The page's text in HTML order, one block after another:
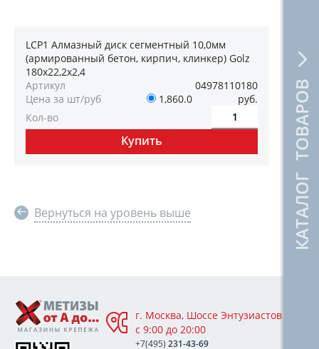
КАТАЛОГ ТОВАРОВ
LCP1 Алмазный диск сегментный 10,0мм
(армированный бетон, кирпич, клинкер) Golz
180х22,2х2,4
Артикул
04978110180
Цена за шт/руб
1,860.0
руб.
Кол-во
Вернуться на уровень выше
г. Москва, Шоссе Энтузиастов 76А,
с 9:00 до 20:00
+7(495) 231-43-69